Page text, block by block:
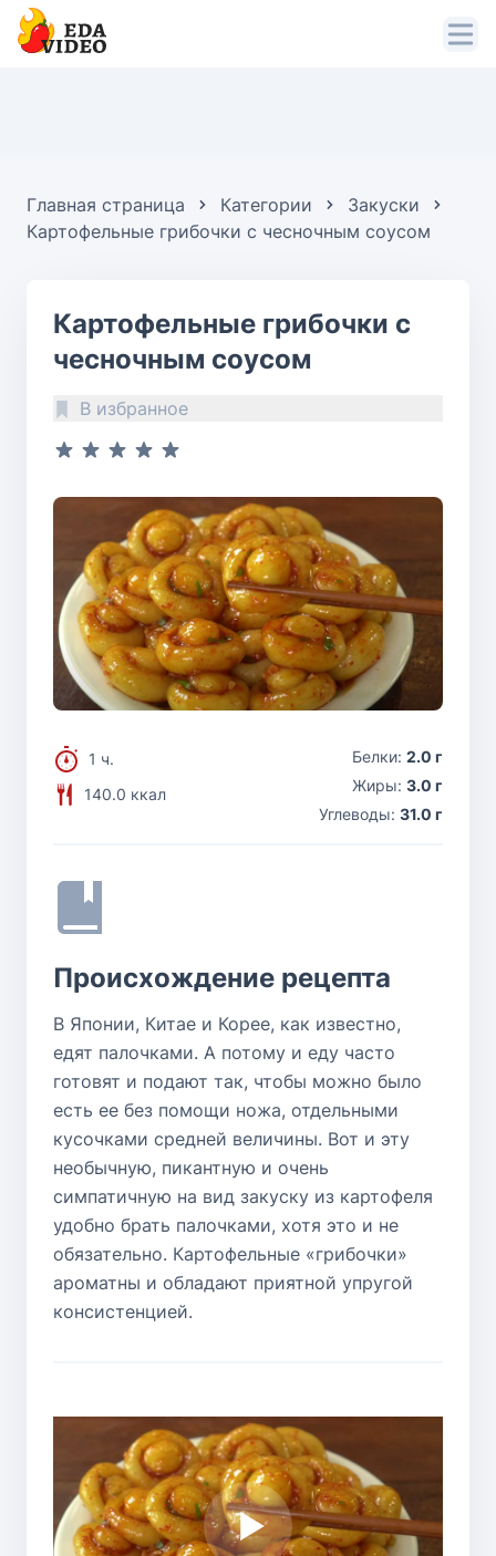
Главная страница Категории
Закуски
Картофельные грибочки с чесночным соусом
Картофельные грибочки с
чесночным соусом
В избранное
1 ч.
140.0 ккал
Белки: 2.0 г
Жиры: 3.0 г
Углеводы: 31.0 г
Происхождение рецепта
В Японии, Китае и Корее, как известно,
едят палочками. А потому и еду часто
готовят и подают так, чтобы можно было
есть ее без помощи ножа, отдельными
кусочками средней величины. Вот и эту
необычную, пикантную и очень
симпатичную на вид закуску из картофеля
удобно брать палочками, хотя это и не
обязательно. Картофельные «грибочки»
ароматны и обладают приятной упругой
консистенцией.